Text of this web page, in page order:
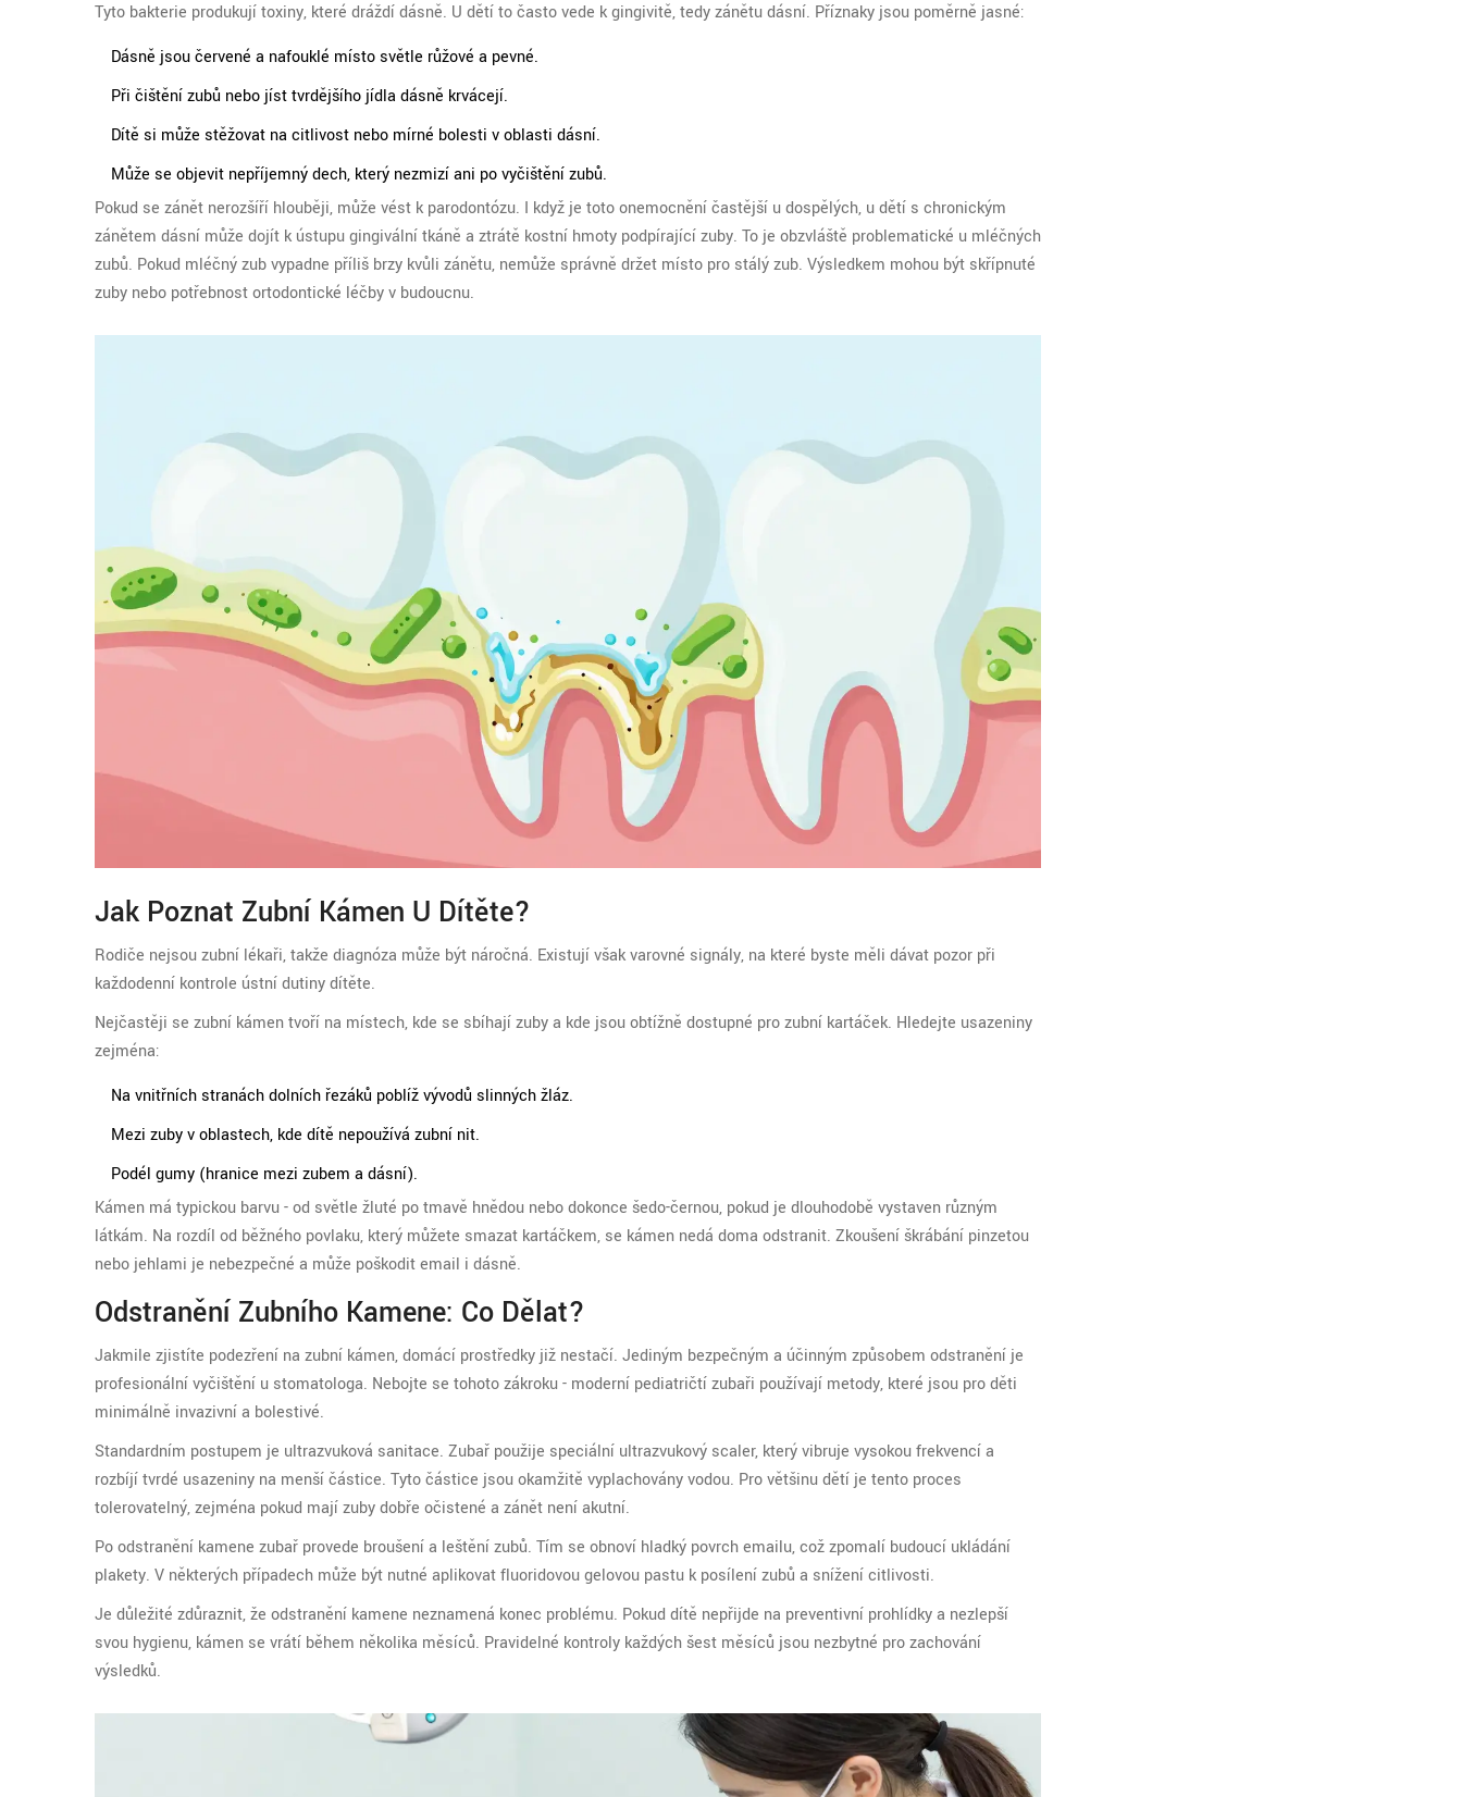
Tyto bakterie produkují toxiny, které dráždí dásně. U dětí to často vede kgingivitě, tedy zánětu dásní. Příznaky jsou poměrně jasné:
Dásně jsou červené a nafouklé místo světle růžové a pevné.
Při čištění zubů nebo jíst tvrdějšího jídla dásně krvácejí.
Dítě si může stěžovat na citlivost nebo mírné bolesti v oblasti dásní.
Může se objevit nepříjemný dech, který nezmizí ani po vyčištění zubů.
Pokud se zánět nerozšíří hlouběji, může vést k parodontózu. I když je toto onemocnění častější u dospělých, u dětí s chronickým
zánětem dásní může dojít k ústupu gingivální tkáně a ztrátě kostní hmoty podpírající zuby. To je obzvláště problematické u mléčných
zubů. Pokud mléčný zub vypadne příliš brzy kvůli zánětu, nemůže správně držet místo pro stálý zub. Výsledkem mohou být skřípnuté
zuby nebo potřebnost ortodontické léčby v budoucnu.
Jak Poznat Zubní Kámen U Dítěte?
Rodiče nejsou zubní lékaři, takže diagnóza může být náročná. Existují však varovné signály, na které byste měli dávat pozor při
každodenní kontrole ústní dutiny dítěte.
Nejčastěji se zubní kámen tvoří na místech, kde se sbíhají zuby a kde jsou obtížně dostupné pro zubní kartáček. Hledejte usazeniny
zejména:
Na vnitřních stranách dolních řezáků poblíž vývodů slinných žláz.
Mezi zuby v oblastech, kde dítě nepoužívá zubní nit.
Podél gumy (hranice mezi zubem a dásní).
Kámen má typickou barvu - od světle žluté po tmavě hnědou nebo dokonce šedo-černou, pokud je dlouhodobě vystaven různým
látkám. Na rozdíl od běžného povlaku, který můžete smazat kartáčkem, se kámen nedá doma odstranit. Zkoušení škrábání pinzetou
nebo jehlami je nebezpečné a může poškodit email i dásně.
Odstranění Zubního Kamene: Co Dělat?
Jakmile zjistíte podezření na zubní kámen, domácí prostředky již nestačí. Jediným bezpečným a účinným způsobem odstranění je
profesionální vyčištění u stomatologa. Nebojte se tohoto zákroku - moderní pediatričtí zubaři používají metody, které jsou pro děti
minimálně invazivní a bolestivé.
Standardním postupem je ultrazvuková sanitace. Zubař použije speciální ultrazvukový scaler, který vibruje vysokou frekvencí a
rozbíjí tvrdé usazeniny na menší částice. Tyto částice jsou okamžitě vyplachovány vodou. Pro většinu dětí je tento proces
tolerovatelný, zejména pokud mají zuby dobře očistené a zánět není akutní.
Po odstranění kamene zubař provede broušení a leštění zubů. Tím se obnoví hladký povrch emailu, což zpomalí budoucí ukládání
plakety. V některých případech může být nutné aplikovat fluoridovou gelovou pastu k posílení zubů a snížení citlivosti.
Je důležité zdůraznit, že odstranění kamene neznamená konec problému. Pokud dítě nepřijde na preventivní prohlídky a nezlepší
svou hygienu, kámen se vrátí během několika měsíců. Pravidelné kontroly každých šest měsíců jsou nezbytné pro zachování
výsledků.